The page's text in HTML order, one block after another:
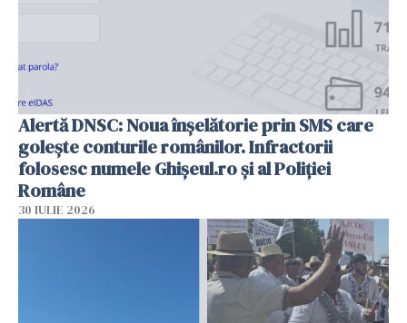
Alertă DNSC: Noua înșelătorie prin SMS care
golește conturile românilor. Infractorii
folosesc numele Ghișeul.ro și al Poliției
Române
30 IULIE 2026